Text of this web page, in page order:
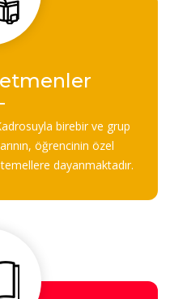
birebir ve grup
öğrencinin özel
dayanmaktadır.